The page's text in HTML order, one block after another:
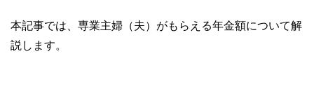
本記事では、専業主婦（夫）がもらえる年金額について解
説します。